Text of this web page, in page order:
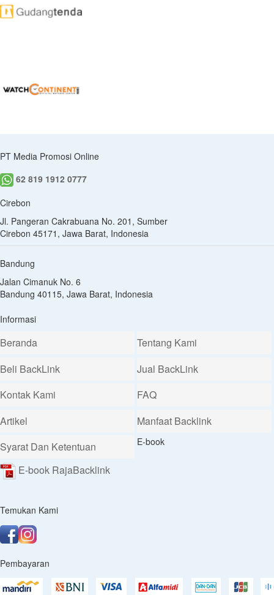
PT Media Promosi Online
62 819 1912 0777
Cirebon
Jl. Pangeran Cakrabuana No. 201, Sumber
Cirebon 45171, Jawa Barat, Indonesia
Bandung
Jalan Cimanuk No. 6
Bandung 40115, Jawa Barat, Indonesia
Informasi
Beranda
Tentang Kami
Beli BackLink
Jual BackLink
Kontak Kami
FAQ
Artikel
Manfaat Backlink
Syarat Dan Ketentuan
E-book
E-book RajaBacklink
Temukan Kami
Pembayaran